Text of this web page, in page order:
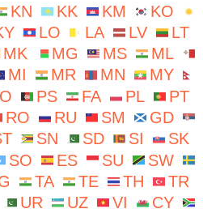
KN KK KM
KO
LO LA LV
LT
MK MG MS
ML
MI MR MN
MY
PS FA PL
PT
RO RU SM
GD
SN SD SI
SK
SO ES SU
SW
TA TE TH
TR
UR UZ VI
CY